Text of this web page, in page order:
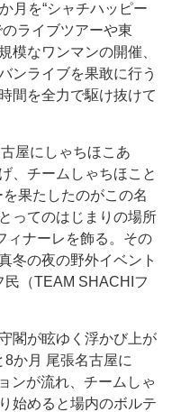
月を“シャチハッピー
ライブツアーや東
模なワンマンの開催、
ンライブを果敢に行う
間を全力で駆け抜けて
屋にしゃちほこあ
、チームしゃちほこと
果たしたのがこの名
ってのはじまりの場所
ィナーレを飾る。その
冬の夜の野外イベント
（TEAM SHACHIフ
閣が眩ゆく浮かび上が
か月 尾張名古屋に
ンが流れ、チームしゃ
始めると場内のボルテ